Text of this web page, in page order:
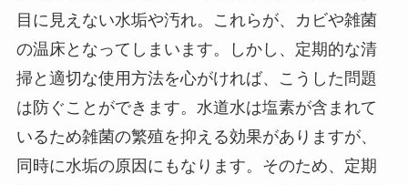
目に見えない水垢や汚れ。これらが、カビや雑菌
の温床となってしまいます。しかし、定期的な清
掃と適切な使用方法を心がければ、こうした問題
は防ぐことができます。水道水は塩素が含まれて
いるため雑菌の繁殖を抑える効果がありますが、
同時に水垢の原因にもなります。そのため、定期